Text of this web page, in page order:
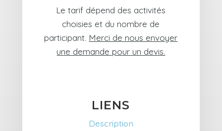
Le tarif dépend des activités
choisies et du nombre de
participant. Merci de nous envoyer
une demande pour un devis.
LIENS
Description